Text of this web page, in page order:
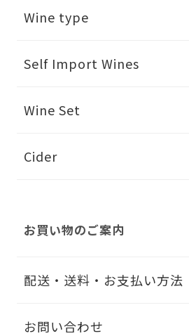
Wine type
Self Import Wines
Wine Set
Cider
お買い物のご案内
配送・送料・お支払い方法
お問い合わせ